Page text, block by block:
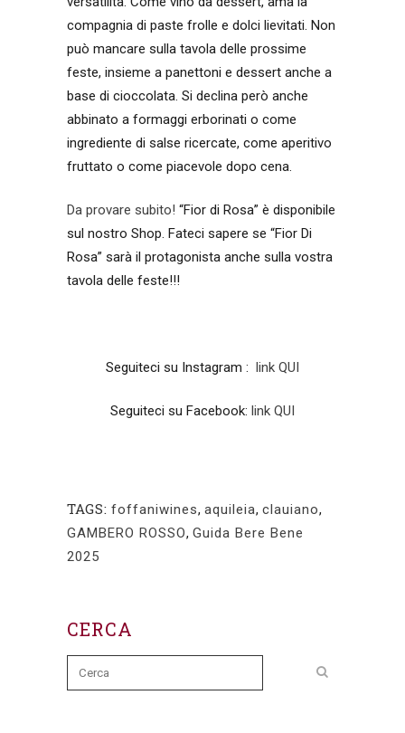
compagnia di paste frolle e dolci lievitati. Non
può mancare sulla tavola delle prossime
feste, insieme a panettoni e dessert anche a
base di cioccolata. Si declina però anche
abbinato a formaggi erborinati o come
ingrediente di salse ricercate, come aperitivo
fruttato o come piacevole dopo cena.
Da provare subito! “Fior di Rosa” è disponibile
sul nostro Shop. Fateci sapere se “Fior Di
Rosa” sarà il protagonista anche sulla vostra
tavola delle feste!!!
Seguiteci su Instagram : link QUI
Seguiteci su Facebook: link QUI
TAGS: foffaniwines, aquileia, clauiano,
GAMBERO ROSSO, Guida Bere Bene
2025
CERCA